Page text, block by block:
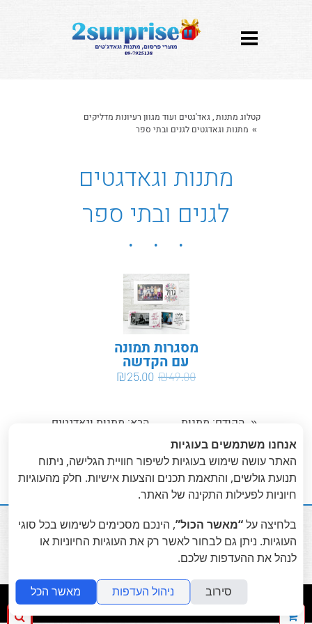
קטלוג מתנות , גאד'גטים ועוד מגוון רעיונות מדליקים
» מתנות וגאדגטים לגנים ובתי ספר
מתנות וגאדגטים
לגנים ובתי ספר
מסגרות תמונה
עם הקדשה
לסוף השנה
₪49.00
₪25.00
« הקודם: מתנות
וגאדג'טים
לסמארטפונים
הבא: מתנות וגאדגטים

ההזמנה
אנחנו משתמשים בעוגיות
האתר עושה שימוש בעוגיות לשיפור חוויית הגלישה, ניתוח
תנועת גולשים, והתאמת תכנים והצעות אישיות. חלק מהעוגיות
חיוניות לפעילות התקינה של האתר.
בלחיצה על“מאשר הכול”, הינכם מסכימים לשימוש בכל סוגי
העוגיות. ניתן גם לבחור לאשר רק את העוגיות החיוניות או
לנהל את ההעדפות שלכם.
סירוב ניהול העדפות מאשר הכל